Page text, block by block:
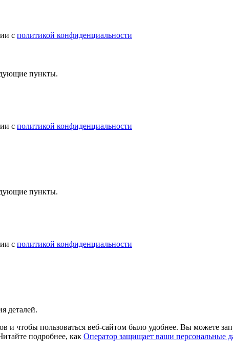
с политикой конфиденциальности
пункты.
с политикой конфиденциальности
пункты.
с политикой конфиденциальности
деталей.
и чтобы пользоваться веб-сайтом было удобнее. Вы можете
подробнее, как Оператор защищает ваши персональные